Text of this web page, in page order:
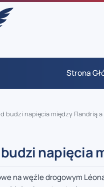
Strona
budzi napięcia między Flandrią a
napięcia
na węźle drogowym